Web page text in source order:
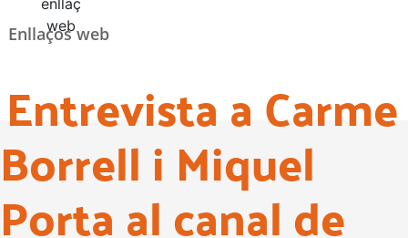
Enllaços web
Entrevista a Carme
Borrell i Miquel
Porta al canal de